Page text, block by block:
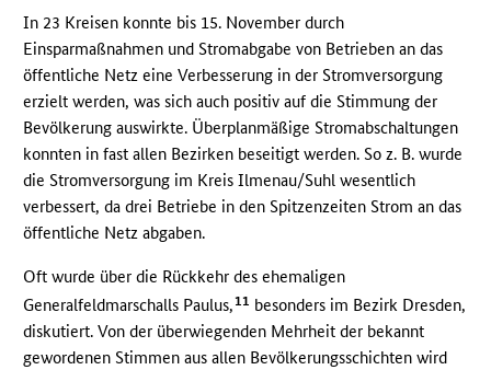
In 23 Kreisen konnte bis 15. November durch
Einsparmaßnahmen und Stromabgabe von Betrieben an das
öffentliche Netz eine Verbesserung in der Stromversorgung
erzielt werden, was sich auch positiv auf die Stimmung der
Bevölkerung auswirkte. Überplanmäßige Stromabschaltungen
konnten in fast allen Bezirken beseitigt werden. So z. B. wurde
die Stromversorgung im Kreis Ilmenau/Suhl wesentlich
verbessert, da drei Betriebe in den Spitzenzeiten Strom an das
öffentliche Netz abgaben.
Oft wurde über die Rückkehr des ehemaligen
Generalfeldmarschalls Paulus,11 besonders im Bezirk Dresden,
diskutiert. Von der überwiegenden Mehrheit der bekannt
gewordenen Stimmen aus allen Bevölkerungsschichten wird